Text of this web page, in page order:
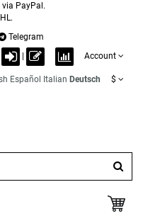
via PayPal.
Telegram
Account
Español Italian Deutsch $